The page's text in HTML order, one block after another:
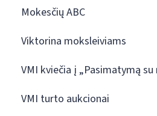
Mokesčių ABC
Viktorina moksleiviams
VMI kviečia į „Pasimatymą
VMI turto aukcionai